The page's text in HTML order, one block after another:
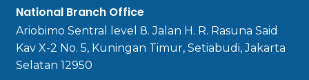
National Branch Office
Ariobimo Sentral level 8. Jalan H. R. Rasuna Said
Kav X-2 No. 5, Kuningan Timur, Setiabudi, Jakarta
Selatan 12950